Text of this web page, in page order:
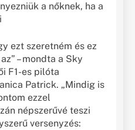
a nőknek, ha a
ezt szeretném és ez
– mondta a Sky
F1-es pilóta
Patrick. „Mindig is
ezzel
népszerűvé teszi
versenyzés: